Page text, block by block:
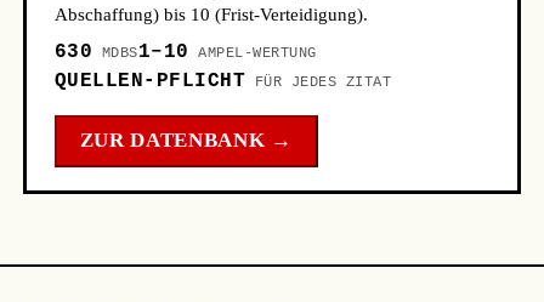
Abschaffung) bis 10 (Frist-Verteidigung).
630 MDBS1–10 AMPEL-WERTUNG
QUELLEN-PFLICHT FÜR JEDES ZITAT
ZUR DATENBANK →